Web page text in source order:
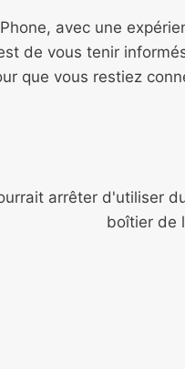
avec une
de vous tenir
que vous restiez
arrêter d'utiliser
boîtier de